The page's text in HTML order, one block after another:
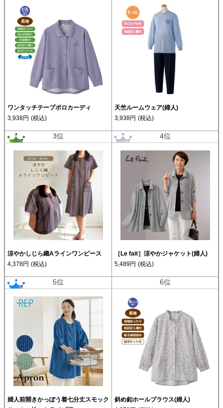
ワンタッチテープポロカーディ
3,938円 (税込)
天竺ルームウェア(婦人)
3,938円 (税込)
3位
涼やかしじら織Aラインワンピース
4,378円 (税込)
4位
［Le fait］涼やかジャケット(婦人)
5,489円 (税込)
5位
婦人前開きかっぽう着七分丈スモック
6位
斜め釦ホールブラウス(婦人)